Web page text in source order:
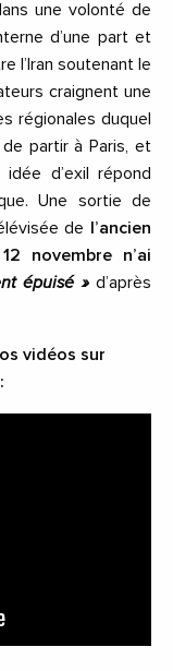
une volonté de
d’une part et
l’Iran soutenant le
craignent une
régionales duquel
partir à Paris, et
d’exil répond
Une sortie de
de
l’ancien
novembre n’ai
épuisé »d’après
vidéos sur